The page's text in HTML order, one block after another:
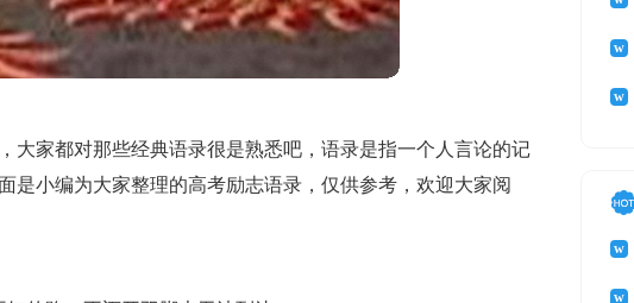
大家都对那些经典语录很是熟悉吧，语录是指一个人言论的记
是小编为大家整理的高考励志语录，仅供参考，欢迎大家阅